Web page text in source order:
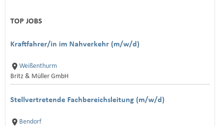
TOP JOBS
Kraftfahrer/in im Nahverkehr (m/w/d)
Weißenthurm
Britz & Müller GmbH
Stellvertretende Fachbereichsleitung (m/w/d)
Bendorf